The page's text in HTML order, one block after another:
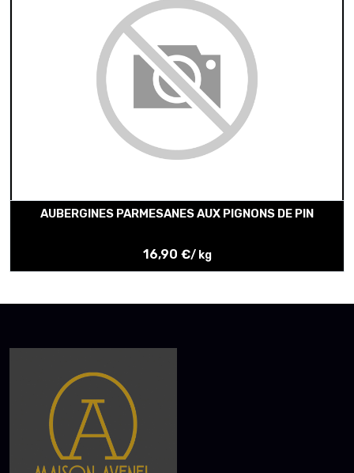
AUBERGINES PARMESANES AUX PIGNONS DE PIN
16,90 €/ kg